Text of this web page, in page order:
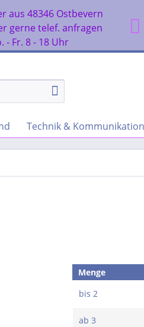
aus 48346 Ostbevern
gerne telef. anfragen
- Fr. 8 - 18 Uhr
Technik & Kommunikation
Menge
bis2
ab3